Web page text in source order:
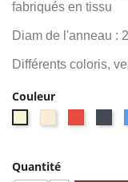
fabriqués en tissu
Diam de l'anneau :
Différents coloris,
Couleur
Quantité